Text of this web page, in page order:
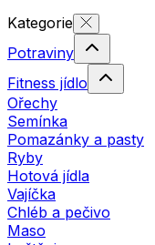
Kategorie
Potraviny
Fitness jídlo
Ořechy
Semínka
Pomazánky a pasty
Ryby
Hotová jídla
Vajíčka
Chléb a pečivo
Maso